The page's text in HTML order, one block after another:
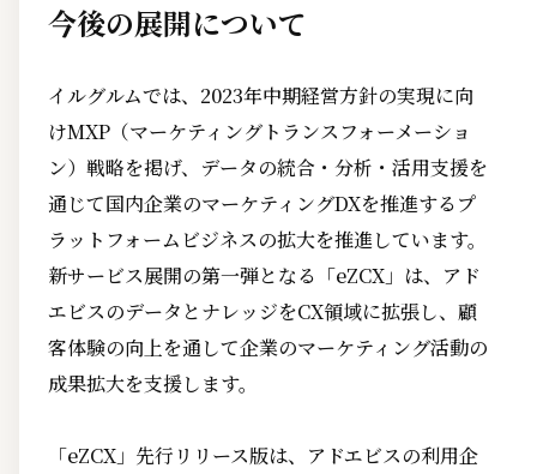
今後の展開について
イルグルムでは、2023年中期経営方針の実現に向
けMXP（マーケティングトランスフォーメーショ
ン）戦略を掲げ、データの統合・分析・活用支援を
通じて国内企業のマーケティングDXを推進するプ
ラットフォームビジネスの拡大を推進しています。
新サービス展開の第一弾となる「eZCX」は、アド
エビスのデータとナレッジをCX領域に拡張し、顧
客体験の向上を通して企業のマーケティング活動の
成果拡大を支援します。
「eZCX」先行リリース版は、アドエビスの利用企